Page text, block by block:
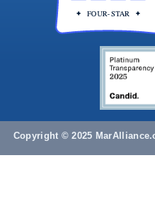
Copyright © 2025